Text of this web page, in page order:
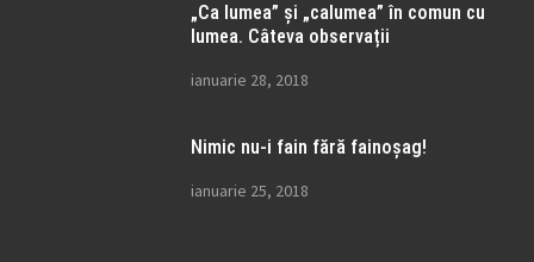
„Ca lumea” și „calumea” în comun cu
lumea. Câteva observații
ianuarie 28, 2018
Nimic nu-i fain fără fainoșag!
ianuarie 25, 2018